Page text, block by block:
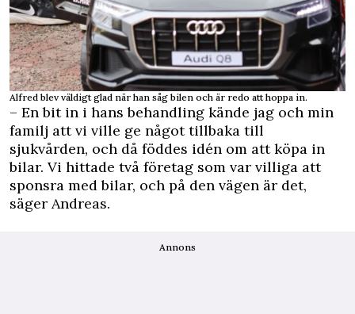
Alfred blev väldigt glad när han såg bilen och är redo att hoppa in.
– En bit in i hans behandling kände jag och min
familj att vi ville ge något tillbaka till
sjukvården, och då föddes idén om att köpa in
bilar. Vi hittade två företag som var villiga att
sponsra med bilar, och på den vägen är det,
säger Andreas.
Annons